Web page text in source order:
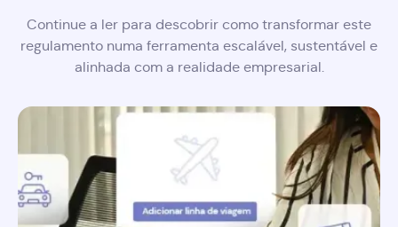
Continue a ler para descobrir como transformar este
regulamento numa ferramenta escalável, sustentável e
alinhada com a realidade empresarial.